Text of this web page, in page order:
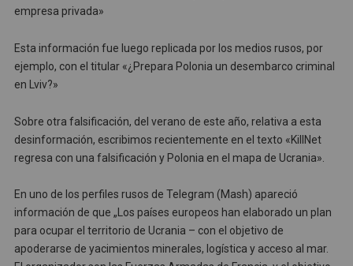
empresa privada»
Esta información fue luego replicada por los medios rusos, por
ejemplo, con el titular «¿Prepara Polonia un desembarco criminal
en Lviv?»
Sobre otra falsificación, del verano de este año, relativa a esta
desinformación, escribimos recientemente en el texto «KillNet
regresa con una falsificación y Polonia en el mapa de Ucrania».
En uno de los perfiles rusos de Telegram (Mash) apareció
información de que „Los países europeos han elaborado un plan
para ocupar el territorio de Ucrania – con el objetivo de
apoderarse de yacimientos minerales, logística y acceso al mar.